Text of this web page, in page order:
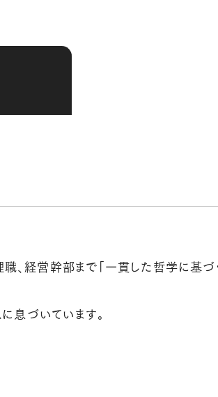
、経営幹部まで「一貫した哲学に基づ
息づいています。